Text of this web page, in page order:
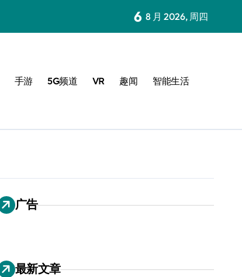
6 8 月 2026, 周四
手游 5G频道 VR 趣闻 智能生活
广告
最新文章